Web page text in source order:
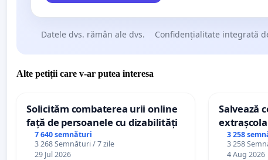
Datele dvs. rămân ale dvs. Confidențialitate integrată
Alte petiții care v-ar putea interesa
Solicităm combaterea urii online
față de persoanele cu dizabilități
7 640 semnături
3 268 Semnături / 7 zile
29 Jul 2026
Salvează
palatele
3 258
3 258
4 Aug 2026